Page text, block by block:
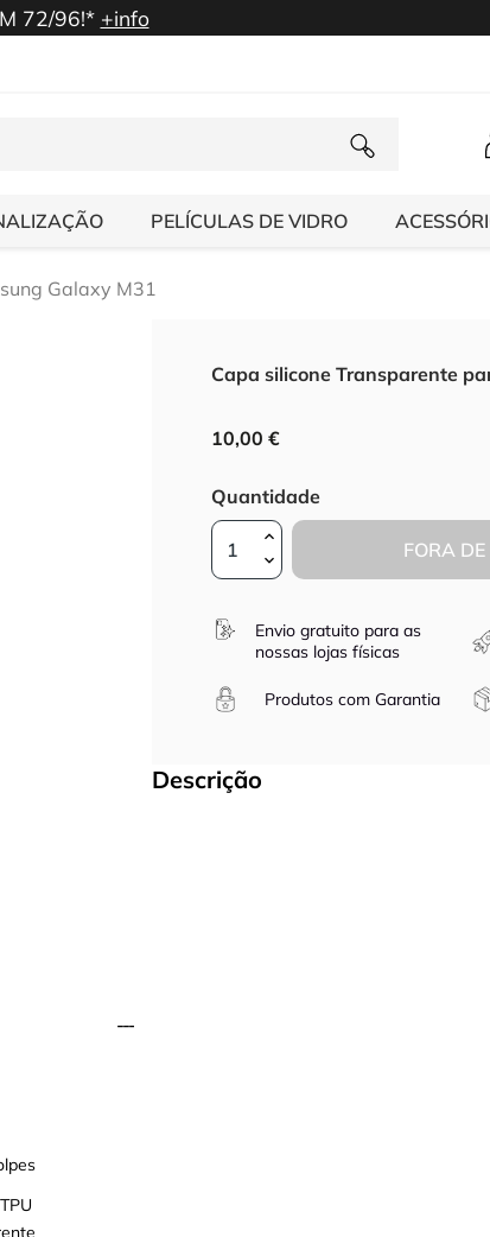
72/96!* +info
PELÍCULAS DE VIDRO
Galaxy M31
Capa silicone Transparente
10,00 €
Quantidade
FORA DE
Envio gratuito para as
nossas lojas físicas
Produtos com Garantia
Descrição